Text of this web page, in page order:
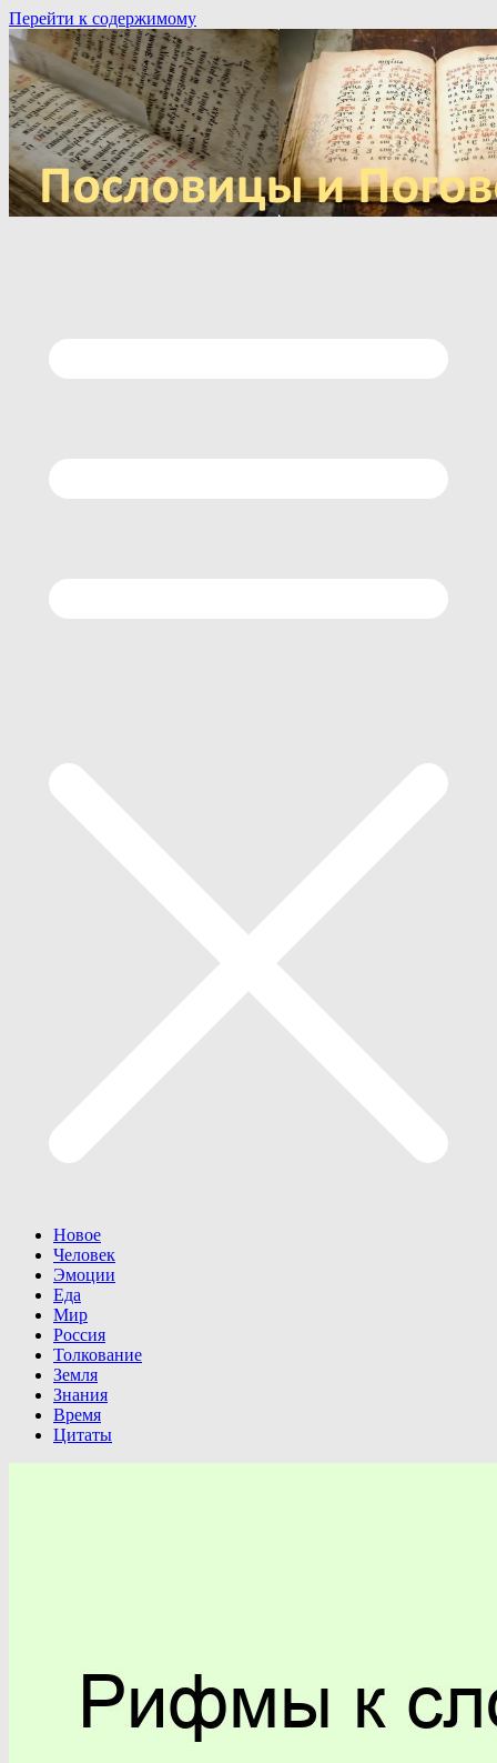
Перейти к содержимому
Новое
Человек
Эмоции
Еда
Мир
Россия
Толкование
Земля
Знания
Время
Цитаты